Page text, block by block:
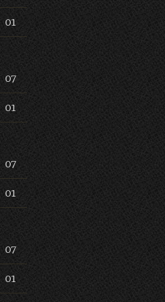
01
07
01
07
01
07
01